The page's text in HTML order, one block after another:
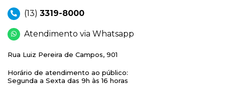
(13) 3319-8000
Atendimento via Whatsapp
Rua Luiz Pereira de Campos, 901
Horário de atendimento ao público:
Segunda a Sexta das 9h às 16 horas